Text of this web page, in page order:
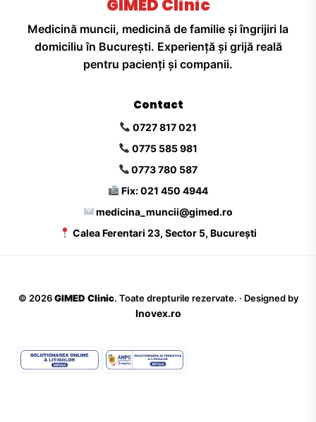
GIMED Clinic
Medicină muncii, medicină de familie și îngrijiri la
domiciliu în București. Experiență și grijă reală
pentru pacienți și companii.
Contact
0727 817 021
0775 585 981
0773 780 587
Fix: 021 450 4944
medicina_muncii@gimed.ro
Calea Ferentari 23, Sector 5, București
© 2026 GIMED Clinic. Toate drepturile rezervate. · Designed by
Inovex.ro